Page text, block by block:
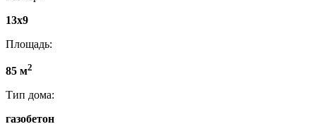
13x9
Площадь:
85 м2
Тип дома:
газобетон